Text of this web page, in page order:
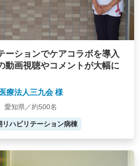
ーションでケアコラボを導入
動画視聴やコメントが大幅に
医療法人三九会 様
愛知県／約500名
リハビリテーション病棟